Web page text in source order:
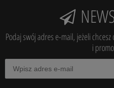
Podaj swój adres e-mail, jeżeli
i